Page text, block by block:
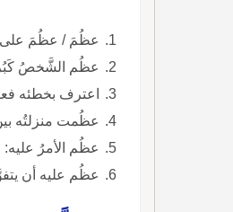
عظُمَ / عظُمَ على
عظُم الشَّخصُ
اعترف بخطئه
عظُمت منزلتُه
عظُم الأمرُ
عظُم عليه أن